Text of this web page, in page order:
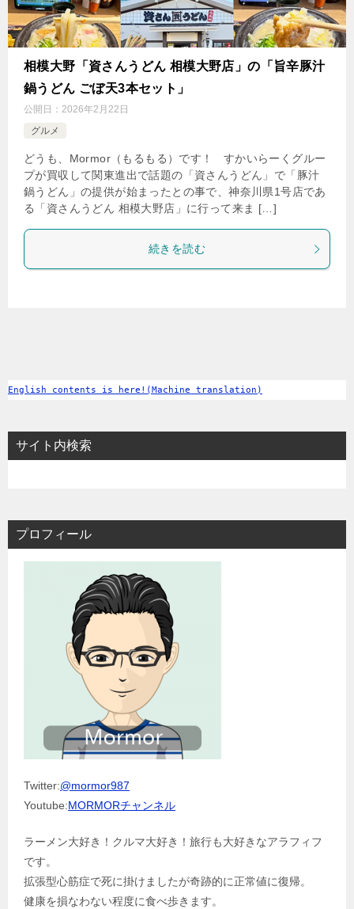
相模大野「資さんうどん 相模大野店」の「旨辛豚汁
鍋うどん ごぼ天3本セット」
公開日： 2026年2月22日
グルメ
どうも、Mormor（もるもる）です！ すかいらーくグルー
プが買収して関東進出で話題の「資さんうどん」で「豚汁
鍋うどん」の提供が始まったとの事で、神奈川県1号店であ
る「資さんうどん 相模大野店」に行って来ま […]
続きを読む
English contents is here!(Machine translation)
サイト内検索
プロフィール
Twitter:@mormor987
Youtube:MORMORチャンネル
ラーメン大好き！クルマ大好き！旅行も大好きなアラフィフ
です。
拡張型心筋症で死に掛けましたが奇跡的に正常値に復帰。
健康を損なわない程度に食べ歩きます。